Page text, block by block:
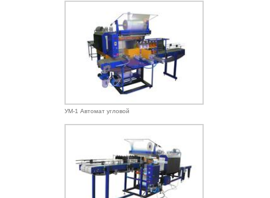
УМ-1 Автомат угловой